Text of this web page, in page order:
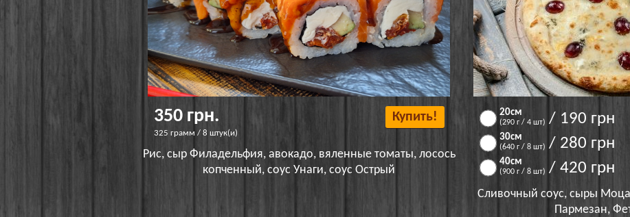
350 грн.
325 грамм / 8 штук(и)
Купить!
Рис, сыр Филадельфия, авокадо, вяленные томаты, лосось
копченный, соус Унаги, соус Острый
20см
(290 г / 4 шт) / 190 грн
30см
(640 г / 8 шт) / 280 грн
40см
(900 г / 8 шт) / 420 грн
Сливочный соус, сыры
Пармезан,